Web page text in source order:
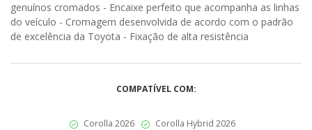
genuínos cromados - Encaixe perfeito que acompanha as linhas
do veículo - Cromagem desenvolvida de acordo com o padrão
de excelência da Toyota - Fixação de alta resistência
COMPATÍVEL COM:
Corolla 2026 Corolla Hybrid 2026